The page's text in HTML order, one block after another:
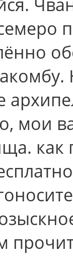
мои
как